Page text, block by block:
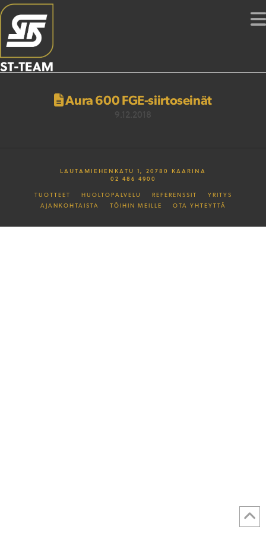
Aura 600 FGE-siirtoseinät
LAUTAMIEHENKATU 1, 20780 KAARINA
02 486 4900
TUOTTEET HUOLTOPALVELU REFERENSSIT
YRITYS
AJANKOHTAISTA
TÖIHIN MEILLE OTA YHTEYTTÄ